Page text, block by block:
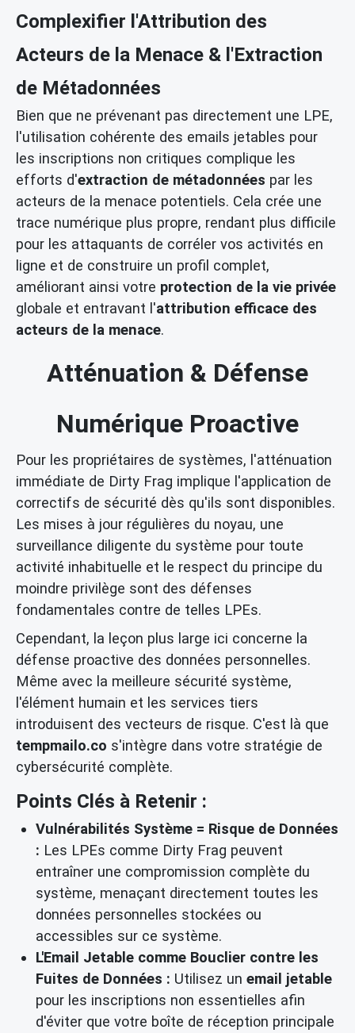
Complexifier l'Attribution des
Acteurs de la Menace & l'Extraction
de Métadonnées
Bien que ne prévenant pas directement une LPE,
l'utilisation cohérente des emails jetables pour
les inscriptions non critiques complique les
efforts d'extraction de métadonnées par les
acteurs de la menace potentiels. Cela crée une
trace numérique plus propre, rendant plus difficile
pour les attaquants de corréler vos activités en
ligne et de construire un profil complet,
améliorant ainsi votre protection de la vie privée
globale et entravant l'attribution efficace des
acteurs de la menace.
Atténuation & Défense
Numérique Proactive
Pour les propriétaires de systèmes, l'atténuation
immédiate de Dirty Frag implique l'application de
correctifs de sécurité dès qu'ils sont disponibles.
Les mises à jour régulières du noyau, une
surveillance diligente du système pour toute
activité inhabituelle et le respect du principe du
moindre privilège sont des défenses
fondamentales contre de telles LPEs.
Cependant, la leçon plus large ici concerne la
défense proactive des données personnelles.
Même avec la meilleure sécurité système,
l'élément humain et les services tiers
introduisent des vecteurs de risque. C'est là que
tempmailo.co s'intègre dans votre stratégie de
cybersécurité complète.
Points Clés à Retenir :
Vulnérabilités Système = Risque de Données
: Les LPEs comme Dirty Frag peuvent
entraîner une compromission complète du
système, menaçant directement toutes les
données personnelles stockées ou
accessibles sur ce système.
L'Email Jetable comme Bouclier contre les
Fuites de Données : Utilisez un email jetable
pour les inscriptions non essentielles afin
d'éviter que votre boîte de réception principale